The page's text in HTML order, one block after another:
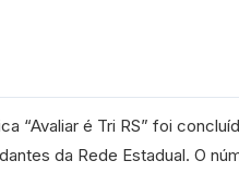
“Avaliar é Tri RS” foi
da Rede Estadual. O